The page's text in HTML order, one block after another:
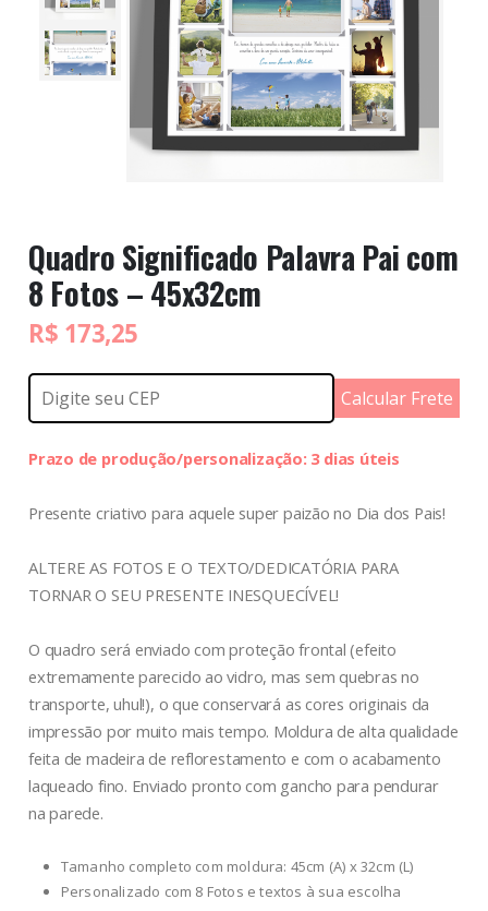
Quadro Significado Palavra Pai com
8 Fotos – 45x32cm
R$ 173,25
Calcular Frete
Prazo de produção/personalização: 3 dias úteis
Presente criativo para aquele super paizão no Dia dos Pais!
ALTERE AS FOTOS E O TEXTO/DEDICATÓRIA PARA
TORNAR O SEU PRESENTE INESQUECÍVEL!
O quadro será enviado com proteção frontal (efeito
extremamente parecido ao vidro, mas sem quebras no
transporte, uhul!), o que conservará as cores originais da
impressão por muito mais tempo. Moldura de alta qualidade
feita de madeira de reflorestamento e com o acabamento
laqueado fino. Enviado pronto com gancho para pendurar
na parede.
Tamanho completo com moldura: 45cm (A) x 32cm (L)
Personalizado com 8 Fotos e textos à sua escolha